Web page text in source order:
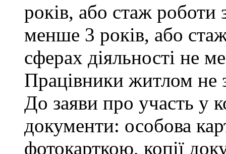
років, або стаж
менше 3 років, або
сферах діяльності не
Працівники житлом не
До заяви про участь у
документи: особова
фотокарткою, копії